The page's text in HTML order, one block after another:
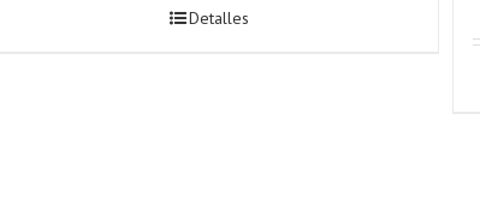
Detalles